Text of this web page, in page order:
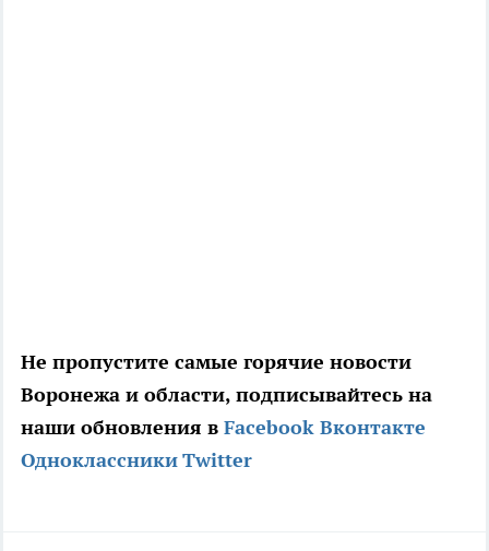
Не пропустите самые горячие новости
Воронежа и области, подписывайтесь на
наши обновления в Facebook Вконтакте
ОдноклассникиTwitter